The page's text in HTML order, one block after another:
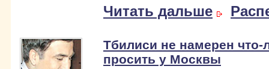
Читать дальше
Тбилиси не намерен что-
просить у Москвы